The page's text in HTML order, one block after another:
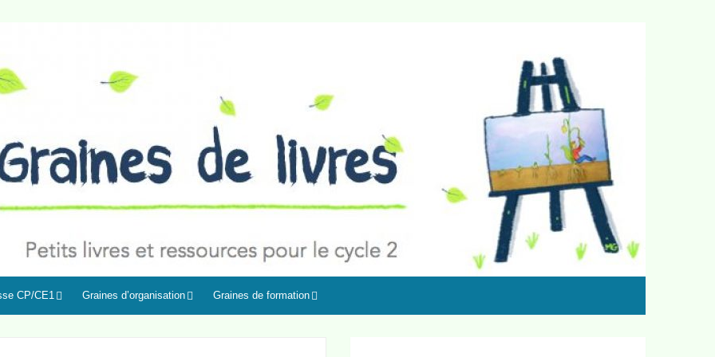
CP/CE1 Graines d’organisation Graines de formation